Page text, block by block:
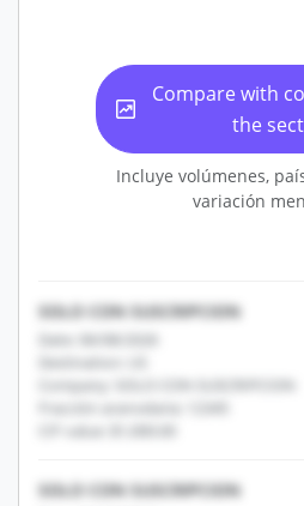
Compare with
the
Incluye volúmenes,
variación
SOLO CON SUSCRIPCION
Date: 06/08/2026
Destination: US
Company: SOLO CON SUSCRIPCION
Fracción arancelaria: 12345
CIF value: $1,000.00
SOLO CON SUSCRIPCION